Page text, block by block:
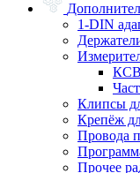
1-DIN
Клипсы
Крепёж
Провода
Прочее